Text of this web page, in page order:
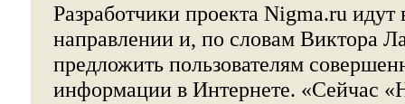
Разработчики проекта Nigma.ru идут
направлении и, по словам Виктора
предложить пользователям
информации в Интернете. «Сейчас